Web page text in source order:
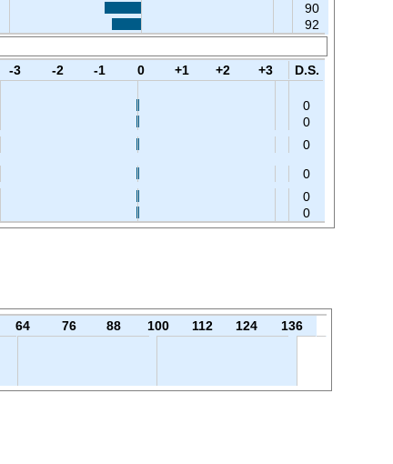
90
92
-3 -2 -1 0 +1 +2 +3
D.S.
0
0
0
0
0
0
64 76 88 100 112 124
136